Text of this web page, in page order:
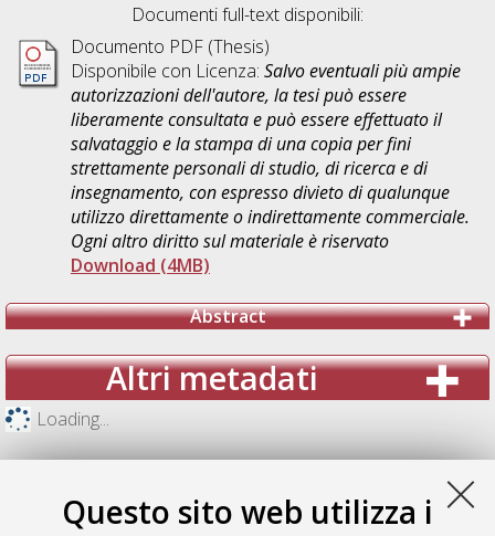
Questo sito web utilizza i
Documenti full-text disponibili:
Documento PDF (Thesis)
Disponibile con Licenza: Salvo eventuali più ampie
autorizzazioni dell'autore, la tesi può essere
liberamente consultata e può essere effettuato il
salvataggio e la stampa di una copia per fini
strettamente personali di studio, di ricerca e di
insegnamento, con espresso divieto di qualunque
utilizzo direttamente o indirettamente commerciale.
Ogni altro diritto sul materiale è riservato
Download (4MB)
Abstract
Altri metadati
Loading...